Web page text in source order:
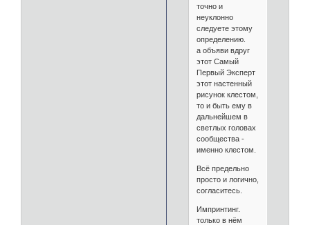
точно и
неуклонно
следуете этому
определению.
а объяви вдруг
этот Самый
Первый Эксперт
этот настенный
рисунок клестом,
то и быть ему в
дальнейшем в
светлых головах
сообщества -
именно клестом.
Всё предельно
просто и логично,
согласитесь.
Импринтинг.
только в нём